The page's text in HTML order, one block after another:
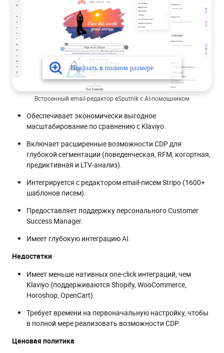
Встроенный email-редактор eSputnik с AI-помощником
Обеспечивает экономически выгодное
масштабирование по сравнению с Klaviyo.
Включает расширенные возможности CDP для
глубокой сегментации (поведенческая, RFM, когортная,
предиктивная и LTV-анализ).
Интегрируется с редактором email-писем Stripo (1600+
шаблонов писем).
Предоставляет поддержку персонального Customer
Success Manager.
Имеет глубокую интеграцию AI.
Недостатки
Имеет меньше нативных one-click интеграций, чем
Klaviyo (поддерживаются Shopify, WooCommerce,
Horoshop, OpenCart).
Требует времени на первоначальную настройку, чтобы
в полной мере реализовать возможности CDP.
Ценовая политика